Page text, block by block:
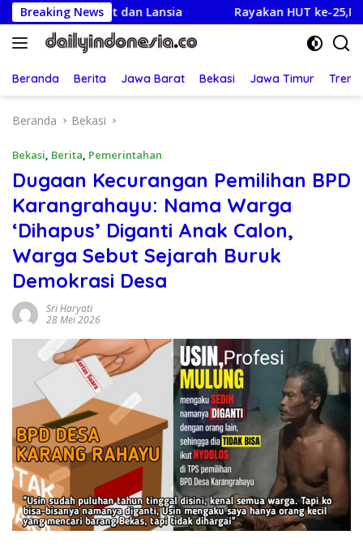
Langsung
ke
konten
Breaking News
dan Lansia Rayakan HUT ke-25,Partai
Beranda Berita Jawa Barat Bekasi Jawa Timur
Beranda Bekasi
Bekasi, Berita, Pemerintahan
Dugaan Kecurangan Pemilihan BPD
Karangrahayu: Nama Warga
‘Dihapus’ Diganti Anak Calon,
Warga Sebut Sejarah Buruk
Demokrasi Desa
Sri Haryati
28 Mei 2026